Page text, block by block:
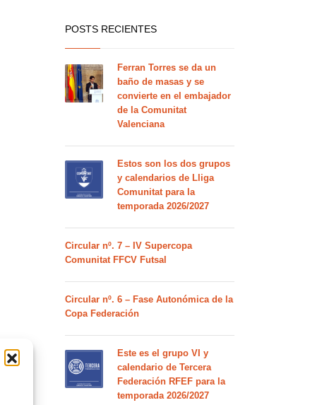
POSTS RECIENTES
Ferran Torres se da un
baño de masas y se
convierte en el embajador
de la Comunitat
Valenciana
Estos son los dos grupos
y calendarios de Lliga
Comunitat para la
temporada 2026/2027
Circular nº. 7 – IV Supercopa
Comunitat FFCV Futsal
Circular nº. 6 – Fase Autonómica de la
Copa Federación
Este es el grupo VI y
calendario de Tercera
Federación RFEF para la
temporada 2026/2027